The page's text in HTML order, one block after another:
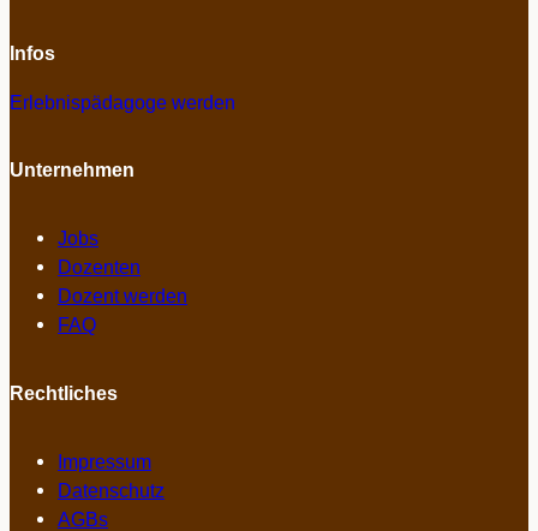
Infos
Erlebnispädagoge werden
Unternehmen
Jobs
Dozenten
Dozent werden
FAQ
Rechtliches
Impressum
Datenschutz
AGBs